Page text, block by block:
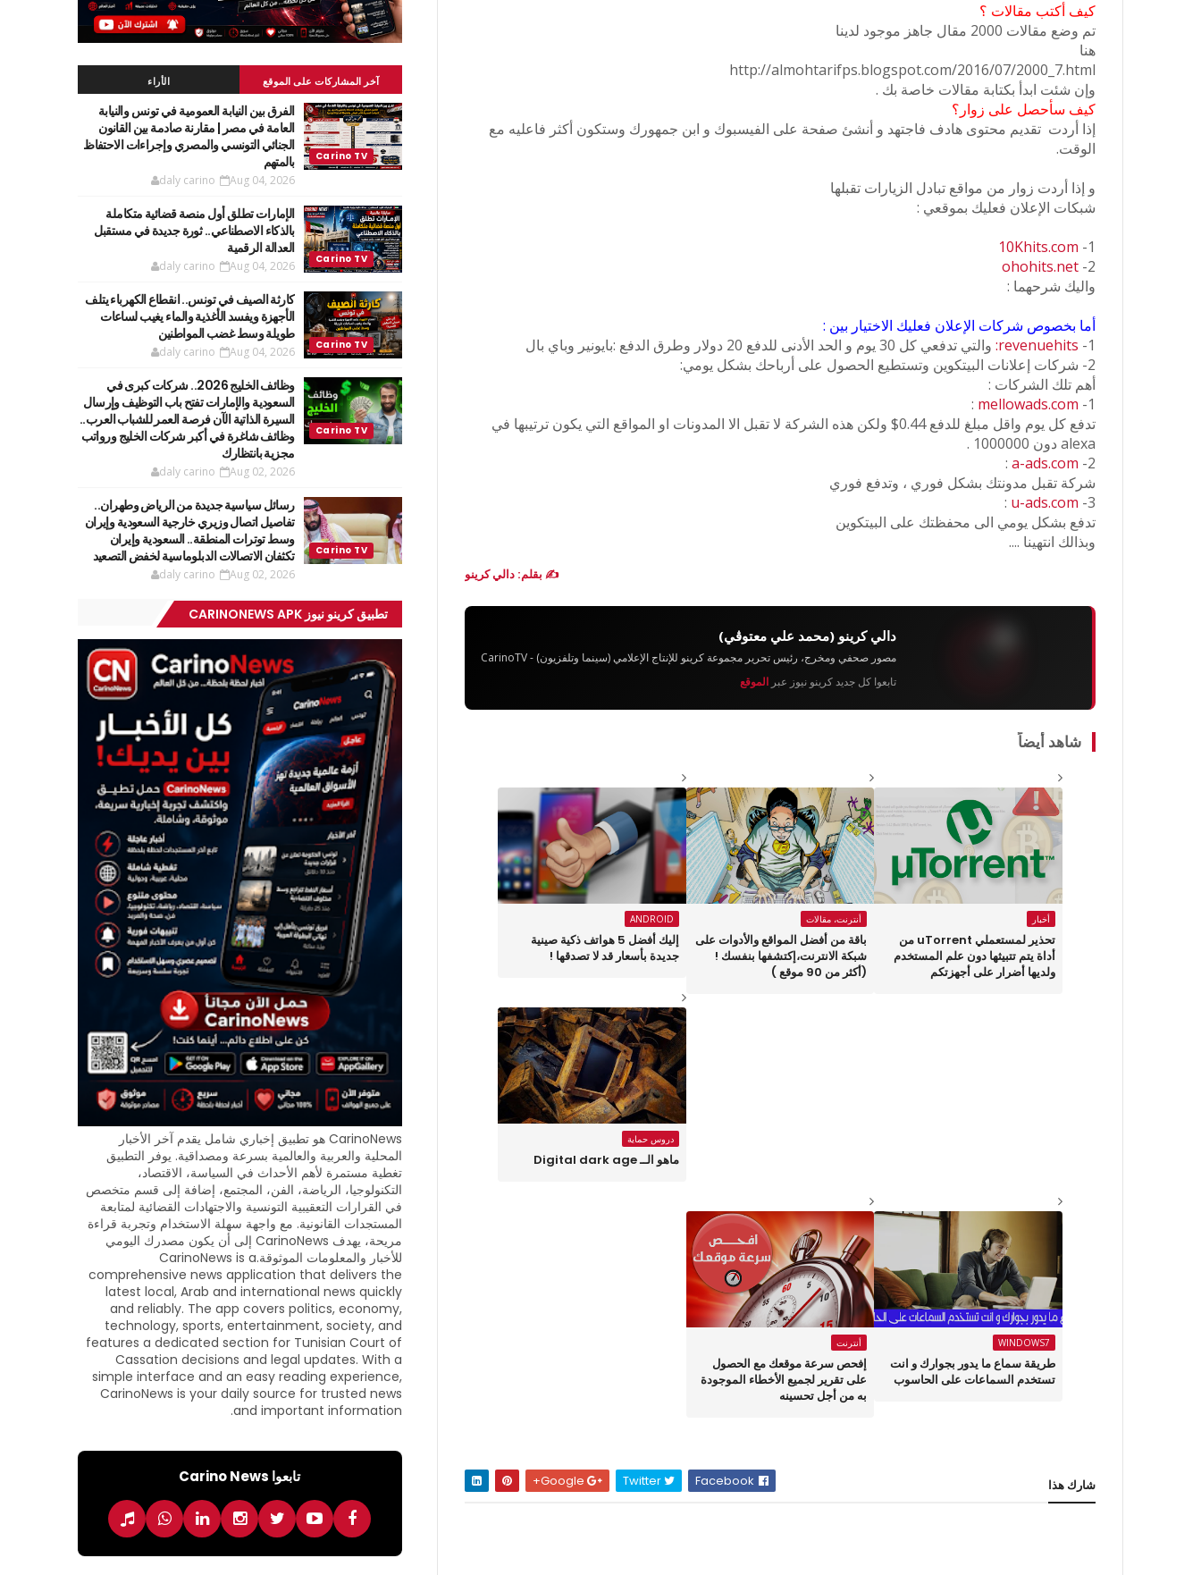
كيف أكتب مقالات ؟
تم وضع مقالات 2000 مقال جاهز موجود لدينا
هنا
http://almohtarifps.blogspot.com/2016/07/2000_7.html
وإن شئت ابدأ بكتابة مقالات خاصة بك .
كيف سأحصل على زوار؟
إذا أردت تقديم محتوى هادف فاجتهد و أنشئ صفحة على الفيسبوك و ابن جمهورك وستكون أكثر فاعليه مع
الوقت.
و إذا أردت زوار من مواقع تبادل الزيارات تقبلها
شبكات الإعلان فعليك بموقعي :
1-
10Khits.com
2-
ohohits.net
واليك شرحهما :
أما بخصوص شركات الإعلان فعليك الاختيار بين :
1-
revenuehits: والتي تدفعي كل 30 يوم و الحد الأدنى للدفع 20 دولار وطرق الدفع :بايونير وباي بال
2- شركات إعلانات البيتكوين وتستطيع الحصول على أرباحك بشكل يومي:
أهم تلك الشركات :
1-
mellowads.com
:
تدفع كل يوم واقل مبلغ للدفع 0.44$ ولكن هذه الشركة لا تقبل الا المدونات او المواقع التي يكون ترتيبها في
alexa دون 1000000 .
2-
a-ads.com
:
شركة تقبل مدونتك بشكل فوري ، وتدفع فوري
3-
u-ads.com
:
تدفع بشكل يومي الى محفظتك على البيتكوين
وبذالك انتهينا ....
✍️ بقلم: دالي كرينو
دالي كرينو (محمد علي معتوڨي)
مصور صحفي ومخرج، رئيس تحرير مجموعة كرينو للإنتاج الإعلامي (سينما وتلفزيون) - CarinoTV
تابعوا كل جديد كرينو نيوز عبرالموقع
شاهد أيضاً
أخبار
تحذير لمستعملي uTorrent من
أداة يتم تتبيثها دون علم المستخدم
ولديها أضرار على أجهزتكم
أنترنت، مقالات
باقة من أفضل المواقع والأدوات على
شبكة الانترنت،إكتشفها بنفسك !
(أكثر من 90 موقع )
ANDROID
إليك أفضل 5 هواتف ذكية صينية
جديدة بأسعار قد لا تصدقها !
دروس حماية
ماهو الــ Digital dark age
WINDOWS7
طريقة سماع ما يدور بجوارك و انت
تستخدم السماعات على الحاسوب
أنترنت
إفحص سرعة موقعك مع الحصول
على تقرير لجميع الأخطاء الموجودة
به من أجل تحسينه
شارك هذا Twitter
آخر المشاركات على الموقع الأراء
الفرق بين النيابة العمومية في تونس والنيابة
العامة في مصر | مقارنة صادمة بين القانون
الجنائي التونسي والمصري وإجراءات الاحتفاظ
بالمتهم
daly carino Aug 04, 2026
الإمارات تطلق أول منصة قضائية متكاملة
بالذكاء الاصطناعي.. ثورة جديدة في مستقبل
العدالة الرقمية
daly carino Aug 04, 2026
كارثة الصيف في تونس.. انقطاع الكهرباء يتلف
الأجهزة ويفسد الأغذية والماء يغيب لساعات
طويلة وسط غضب المواطنين
daly carino Aug 04, 2026
وظائف الخليج 2026.. شركات كبرى في
السعودية والإمارات تفتح باب التوظيف وإرسال
السيرة الذاتية الآن فرصة العمر للشباب العرب..
وظائف شاغرة في أكبر شركات الخليج ورواتب
مجزية بانتظارك
daly carino Aug 02, 2026
رسائل سياسية جديدة من الرياض وطهران..
تفاصيل اتصال وزيري خارجية السعودية وإيران
وسط توترات المنطقة.. السعودية وإيران
تكثفان الاتصالات الدبلوماسية لخفض التصعيد
daly carino Aug 02, 2026
تطبيق كرينو نيوز CARINONEWS APK
CarinoNews هو تطبيق إخباري شامل يقدم آخر الأخبار
المحلية والعربية والعالمية بسرعة ومصداقية. يوفر التطبيق
تغطية مستمرة لأهم الأحداث في السياسة، الاقتصاد،
التكنولوجيا، الرياضة، الفن، المجتمع، إضافة إلى قسم متخصص
في القرارات التعقيبية التونسية والاجتهادات القضائية لمتابعة
المستجدات القانونية. مع واجهة سهلة الاستخدام وتجربة قراءة
مريحة، يهدف CarinoNews إلى أن يكون مصدرك اليومي
للأخبار والمعلومات الموثوقة.CarinoNews is a
comprehensive news application that delivers the
latest local, Arab and international news quickly
and reliably. The app covers politics, economy,
technology, sports, entertainment, society, and
features a dedicated section for Tunisian Court of
Cassation decisions and legal updates. With a
simple interface and an easy reading experience,
CarinoNews is your daily source for trusted news
and important information.
تابعوا Carino News